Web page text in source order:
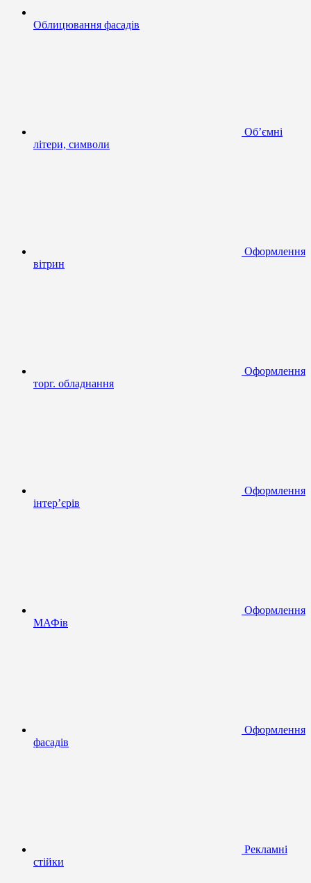
Облицювання фасадів
Об’ємні
літери, символи
Оформлення
вітрин
Оформлення
торг. обладнання
Оформлення
інтер’єрів
Оформлення
МАФів
Оформлення
фасадів
Рекламні
стійки